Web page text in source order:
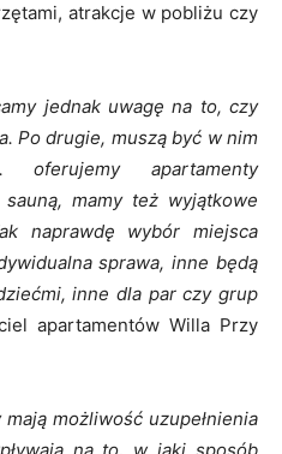
atrakcje w pobliżu czy
jednak uwagę na to, czy
Po drugie, muszą być w nim
apartamenty
mamy też wyjątkowe
naprawdę wybór miejsca
sprawa, inne będą
inne dla par czy grup
apartamentów Willa Przy
mają możliwość uzupełnienia